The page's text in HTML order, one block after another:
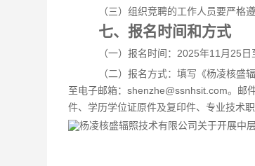
（三）组织竞聘的工作人员要严格
七、报名时间和方式
（一）报名时间：2025年11月25日
（二）报名方式：填写《杨凌核盛
至电子邮箱：shenzhe@ssnhsit.com。邮
件、学历学位证原件及复印件、专业技术